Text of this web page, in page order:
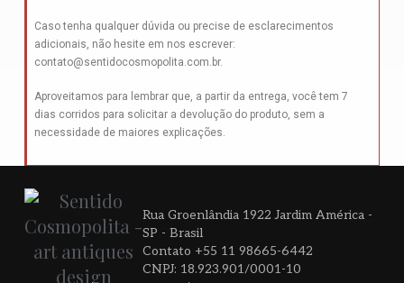
Caso tenha qualquer dúvida ou precise de esclarecimentos
adicionais, não hesite em nos escrever:
contato@sentidocosmopolita.com.br.
Aproveitamos para lembrar que, a partir da entrega, você tem 7
dias corridos para solicitar a devolução do produto, sem a
necessidade de maiores explicações.
Rua Groenlândia 1922 Jardim América -
SP - Brasil
Contato +55 11 98665-6442
CNPJ: 18.923.901/0001-10